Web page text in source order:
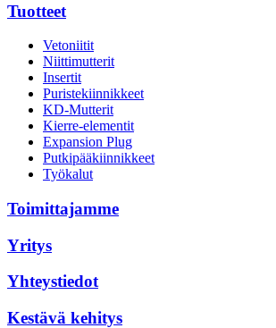
Tuotteet
Vetoniitit
Niittimutterit
Insertit
Puristekiinnikkeet
KD-Mutterit
Kierre-elementit
Expansion Plug
Putkipääkiinnikkeet
Työkalut
Toimittajamme
Yritys
Yhteystiedot
Kestävä kehitys